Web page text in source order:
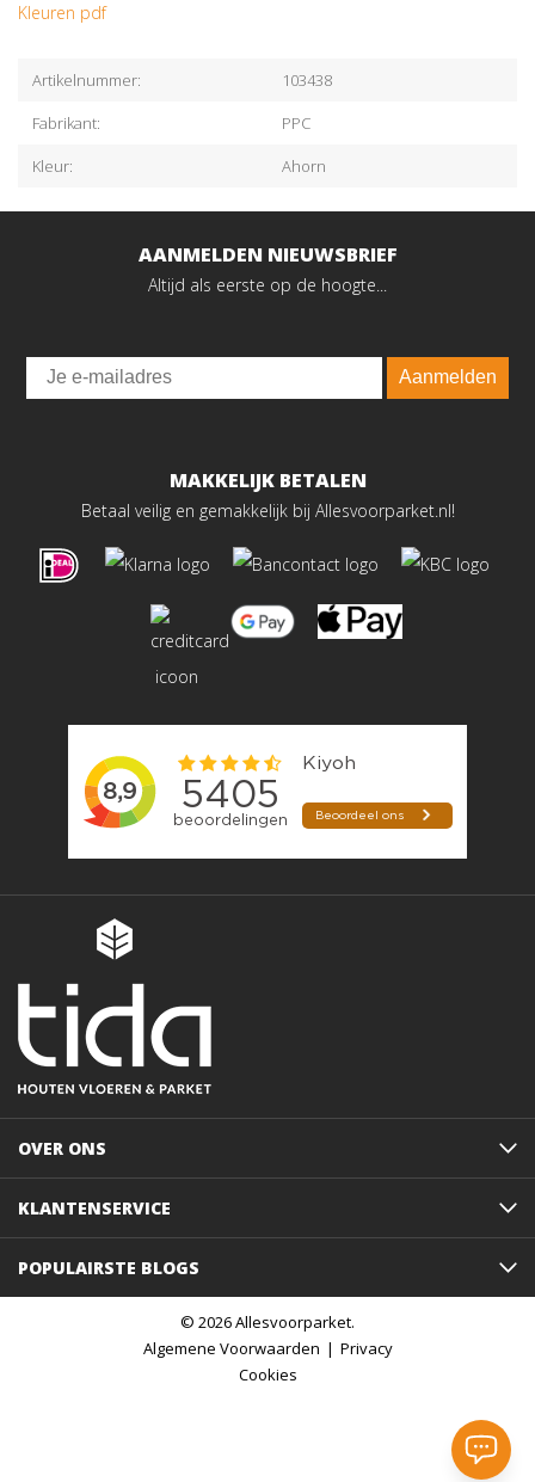
Kleuren pdf
Artikelnummer:
103438
Fabrikant:
PPC
Kleur:
Ahorn
AANMELDEN NIEUWSBRIEF
Altijd als eerste op de hoogte...
Email
Aanmelden
MAKKELIJK BETALEN
Betaal veilig en gemakkelijk bij Allesvoorparket.nl!
OVER ONS
KLANTENSERVICE
POPULAIRSTE BLOGS
© 2026 Allesvoorparket.
Algemene Voorwaarden
Privacy
Cookies